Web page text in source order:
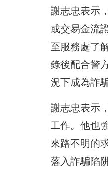
謝志忠表示
或交易金流
至服務處了
錄後配合警
況下成為詐
謝志忠表示
工作。他也
來路不明的
落入詐騙陷阱